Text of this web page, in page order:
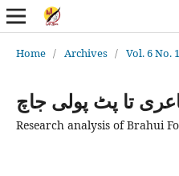
Home / Archives /
تا پٹ پولی جاچ
Research analysis of Brahui